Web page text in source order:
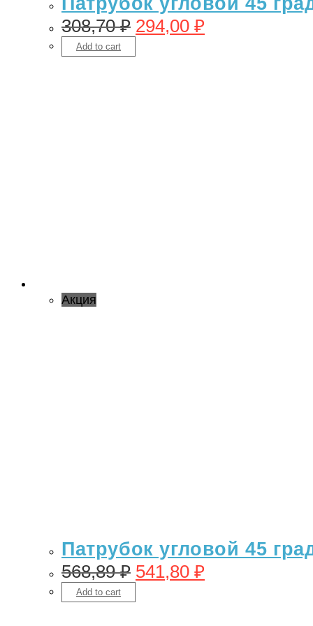
308,70₽ 294,00 ₽
Add to cart
Акция
Патрубок угловой 45
568,89₽ 541,80 ₽
Add to cart